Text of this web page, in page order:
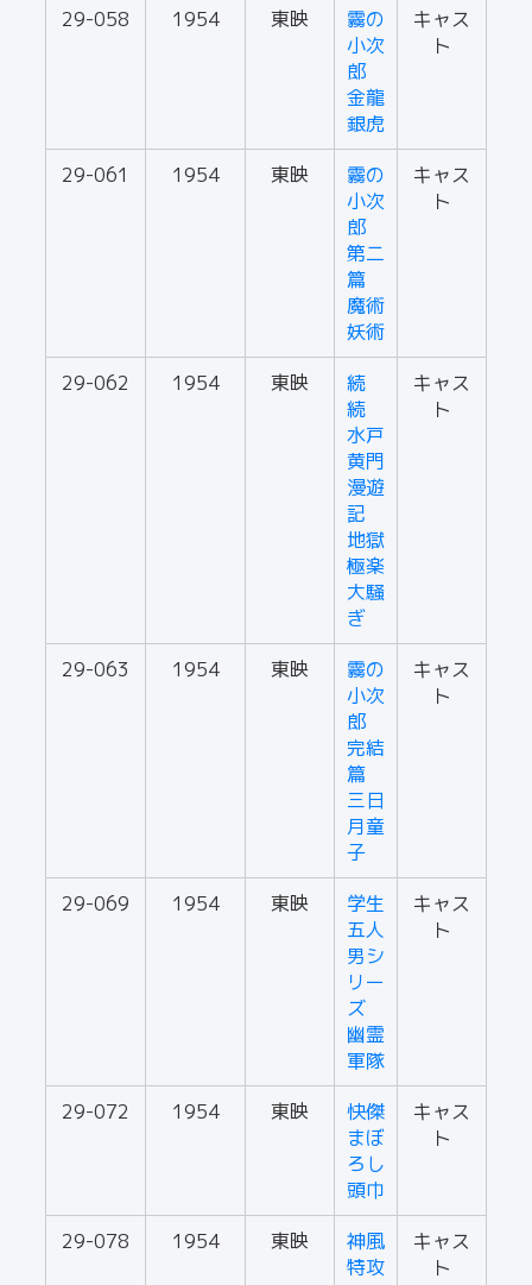
29-058 1954 東映
霧の
小次
郎
金龍
銀虎
キャス
ト
29-061 1954 東映
霧の
小次
郎
第二
篇
魔術
妖術
キャス
ト
29-062 1954 東映
続
続
水戸
黄門
漫遊
記
地獄
極楽
大騒
ぎ
キャス
ト
29-063 1954 東映
霧の
小次
郎
完結
篇
三日
月童
子
キャス
ト
29-069 1954 東映
学生
五人
男シ
リー
ズ
幽霊
軍隊
キャス
ト
29-072 1954 東映
快傑
まぼ
ろし
頭巾
キャス
ト
29-078 1954 東映
神風
特攻
キャス
ト